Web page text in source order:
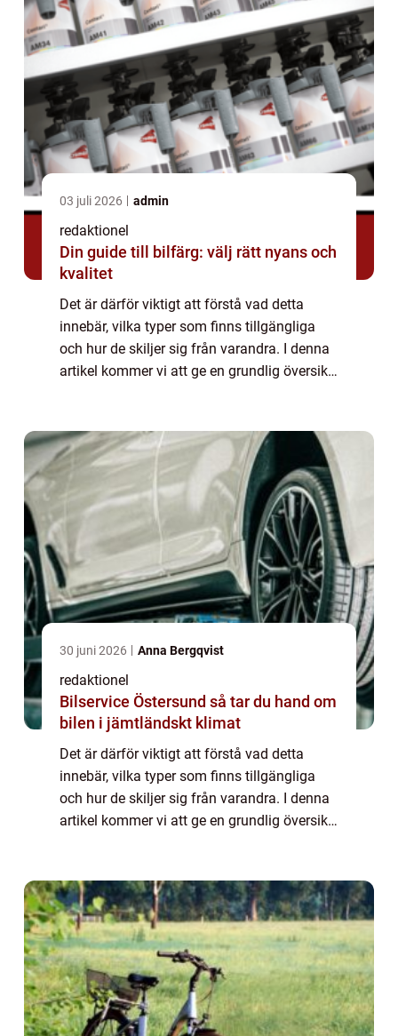
03 juli 2026 admin
redaktionel
Din guide till bilfärg: välj rätt nyans och
kvalitet
Det är därför viktigt att förstå vad detta
innebär, vilka typer som finns tillgängliga
och hur de skiljer sig från varandra. I denna
artikel kommer vi att ge en grundlig översikt
30 juni 2026 Anna Bergqvist
redaktionel
Bilservice Östersund så tar du hand om
bilen i jämtländskt klimat
Det är därför viktigt att förstå vad detta
innebär, vilka typer som finns tillgängliga
och hur de skiljer sig från varandra. I denna
artikel kommer vi att ge en grundlig översikt